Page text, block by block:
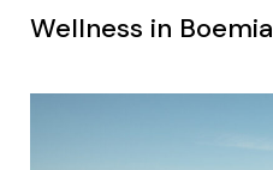
Wellness in Boemia